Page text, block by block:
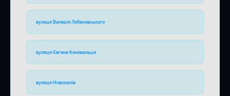
вулиця Валерія Лобановського
вулиця Євгена Коновальця
вулиця Новоселів